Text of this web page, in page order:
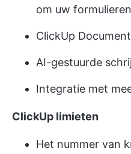
om uw
ClickUp
AI-gestuurde
Integratie met
ClickUp limieten
Het nummer van